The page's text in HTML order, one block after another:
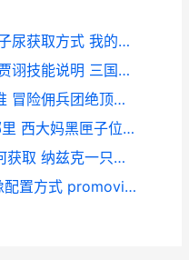
我的侠客如何获取童子尿 童子尿获取方式 我的侠客产出
三国望神州贾诩技能是啥子 贾诩技能说明 三国望神州贾诩技能
冒险佣兵团绝顶阵型组合主推 冒险佣兵团绝顶阵型组合策略 冒险团佣兵升级有什么用
深海迷航2西大妈黑匣子在哪里 西大妈黑匣子位置策略 深海迷航2西大妈密码
红色沙漠纳兹克一只手剑如何获取 纳兹克一只手剑获取地点和流程 红色 沙漠
promovie如何运用镜像 镜像配置方式 promovie软件使用